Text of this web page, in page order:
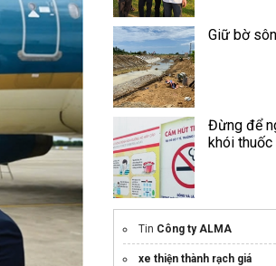
Giữ bờ
Đừng để
khói thuốc
Tin Công ty ALMA
xe thiện thành rạch giá